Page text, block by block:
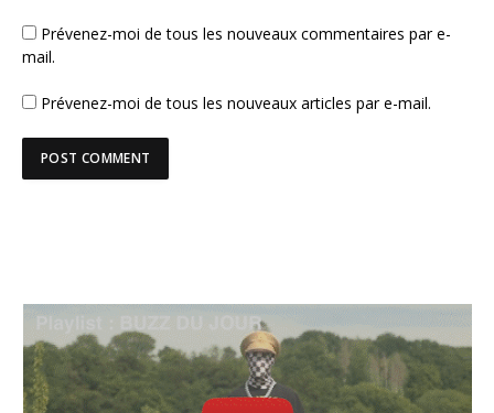
Prévenez-moi de tous les nouveaux commentaires par e-
mail.
Prévenez-moi de tous les nouveaux articles par e-mail.